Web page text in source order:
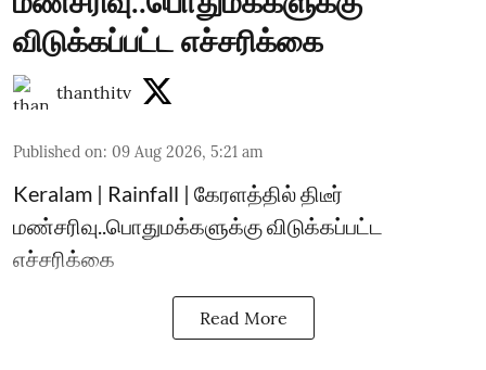
விடுக்கப்பட்ட எச்சரிக்கை
thanthitv
Published on: 09 Aug 2026, 5:21 am
Keralam | Rainfall | கேரளத்தில் திடீர்
மண்சரிவு..பொதுமக்களுக்கு விடுக்கப்பட்ட
எச்சரிக்கை
Read More